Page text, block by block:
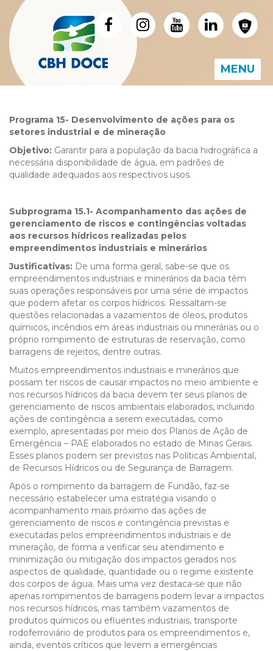
MENU
Programa 15- Desenvolvimento de ações para os
setores industrial e de mineração
Objetivo: Garantir para a população da bacia hidrográfica a
necessária disponibilidade de água, em padrões de
qualidade adequados aos respectivos usos.
Subprograma 15.1- Acompanhamento das ações de
gerenciamento de riscos e contingências voltadas
aos recursos hídricos realizadas pelos
empreendimentos industriais e minerários
Justificativas: De uma forma geral, sabe-se que os
empreendimentos industriais e minerários da bacia têm
suas operações responsáveis por uma série de impactos
que podem afetar os corpos hídricos. Ressaltam-se
questões relacionadas a vazamentos de óleos, produtos
químicos, incêndios em áreas industriais ou minerárias ou o
próprio rompimento de estruturas de reservação, como
barragens de rejeitos, dentre outras.
Muitos empreendimentos industriais e minerários que
possam ter riscos de causar impactos no meio ambiente e
nos recursos hídricos da bacia devem ter seus planos de
gerenciamento de riscos ambientais elaborados, incluindo
ações de contingência a serem executadas, como
exemplo, apresentadas por meio dos Planos de Ação de
Emergência – PAE elaborados no estado de Minas Gerais.
Esses planos podem ser previstos nas Políticas Ambiental,
de Recursos Hídricos ou de Segurança de Barragem.
Após o rompimento da barragem de Fundão, faz-se
necessário estabelecer uma estratégia visando o
acompanhamento mais próximo das ações de
gerenciamento de riscos e contingência previstas e
executadas pelos empreendimentos industriais e de
mineração, de forma a verificar seu atendimento e
minimização ou mitigação dos impactos gerados nos
aspectos de qualidade, quantidade ou o regime existente
dos corpos de água. Mais uma vez destaca-se que não
apenas rompimentos de barragens podem levar a impactos
nos recursos hídricos, mas também vazamentos de
produtos químicos ou efluentes industriais, transporte
rodoferroviário de produtos para os empreendimentos e,
ainda, eventos críticos que levem a emergências